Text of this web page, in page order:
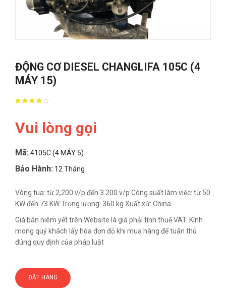
ĐỘNG CƠ DIESEL CHANGLIFA 105C (4
MÁY 15)
Vui lòng gọi
Mã: 4105C (4 MÁY 5)
Bảo Hành: 12 Tháng
Vòng tua: từ 2,200 v/p đến 3.200 v/p Công suất làm việc: từ 50
KW đến 73 KW Trọng lượng: 360 kg Xuất xứ: China
Giá bán niêm yết trên Website là giá phải tính thuế VAT. Kính
mong quý khách lấy hóa đơn đỏ khi mua hàng để tuân thủ
đúng quy định của pháp luật
ĐẶT HÀNG